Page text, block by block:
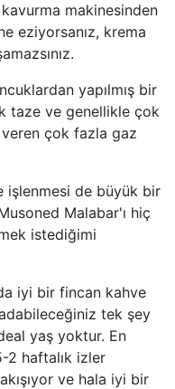
makinesinden
eziyorsanız, krema
yapılmış bir
taze ve genellikle çok
veren çok fazla gaz
işlenmesi de büyük bir
Malabar'ı hiç
istediğimi
iyi bir fincan kahve
tek şey
yaş yoktur. En
2 haftalık izler
ve hala iyi bir